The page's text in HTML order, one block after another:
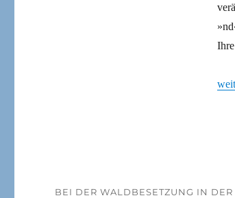
BEI DER WALDBESETZUNG IN